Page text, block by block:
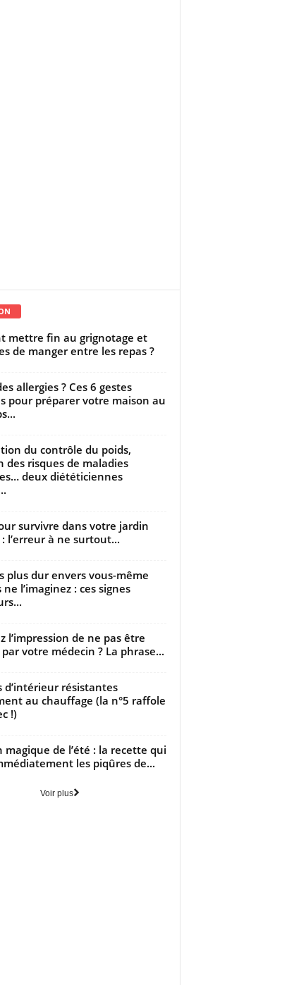
mettre fin au grignotage et
de manger entre les repas ?
allergies ? Ces 6 gestes
pour préparer votre maison au
du contrôle du poids,
des risques de maladies
deux diététiciennes
survivre dans votre jardin
l’erreur à ne surtout...
plus dur envers vous-même
l’imaginez : ces signes
l’impression de ne pas être
votre médecin ? La phrase...
d’intérieur résistantes
au chauffage (la n°5 raffole
!)
magique de l’été : la recette qui
les piqûres de...
Voir plus